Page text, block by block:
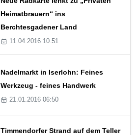
Heimatbrauern“ ins
Berchtesgadener Land
11.04.2016 10:51
Nadelmarkt in Iserlohn: Feines
Werkzeug - feines Handwerk
21.01.2016 06:50
Timmendorfer Strand auf dem Teller